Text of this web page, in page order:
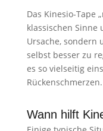
Das Kinesio-Tape
klassischen
Ursache, sondern
selbst besser zu
es so vielseitig
Rückenschmerzen.
Wann hilft